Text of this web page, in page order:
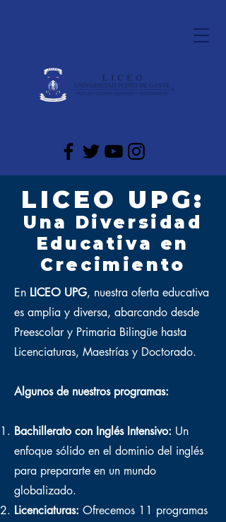
LICEO UPG:
Una Diversidad
Educativa en
Crecimiento
En LICEO UPG, nuestra oferta educativa
es amplia y diversa, abarcando desde
Preescolar y Primaria Bilingüe hasta
Licenciaturas, Maestrías y Doctorado.
Algunos de nuestros programas:
Bachillerato con Inglés Intensivo: Un
enfoque sólido en el dominio del inglés
para prepararte en un mundo
globalizado.
Licenciaturas: Ofrecemos 11 programas